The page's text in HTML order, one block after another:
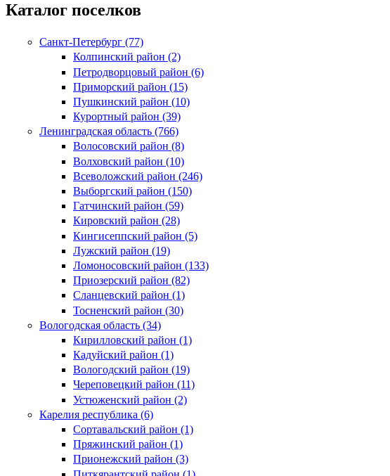
Каталог поселков
Санкт-Петербург (77)
Колпинский район (2)
Петродворцовый район (6)
Приморский район (15)
Пушкинский район (10)
Курортный район (39)
Ленинградская область (766)
Волосовский район (8)
Волховский район (10)
Всеволожский район (246)
Выборгский район (150)
Гатчинский район (59)
Кировский район (28)
Кингисеппский район (5)
Лужский район (19)
Ломоносовский район (133)
Приозерский район (82)
Сланцевский район (1)
Тосненский район (30)
Вологодская область (34)
Кирилловский район (1)
Кадуйский район (1)
Вологодский район (19)
Череповецкий район (11)
Устюженский район (2)
Карелия республика (6)
Сортавальский район (1)
Пряжинский район (1)
Прионежский район (3)